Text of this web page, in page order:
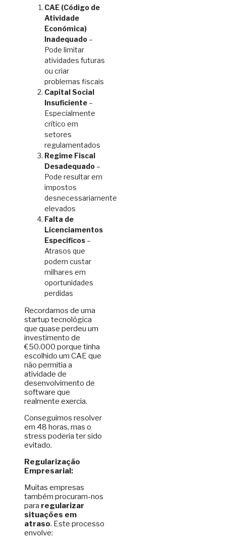
CAE (Código de
Atividade
Económica)
Inadequado –
Pode limitar
atividades futuras
ou criar
problemas fiscais
Capital Social
Insuficiente –
Especialmente
crítico em
setores
regulamentados
Regime Fiscal
Desadequado –
Pode resultar em
impostos
desnecessariamente
elevados
Falta de
Licenciamentos
Específicos –
Atrasos que
podem custar
milhares em
oportunidades
perdidas
Recordamos de uma
startup tecnológica
que quase perdeu um
investimento de
€50.000 porque tinha
escolhido um CAE que
não permitia a
atividade de
desenvolvimento de
software que
realmente exercia.
Conseguimos resolver
em 48 horas, mas o
stress poderia ter sido
evitado.
Regularização
Empresarial:
Muitas empresas
também procuram-nos
para regularizar
situações em
atraso. Este processo
envolve: